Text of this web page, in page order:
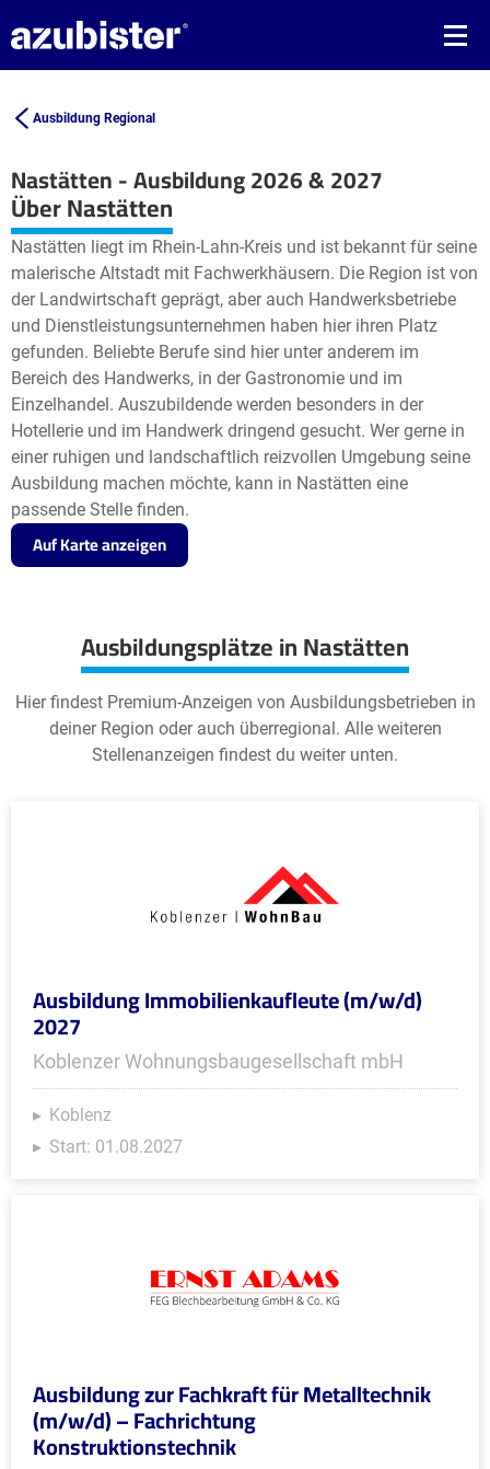
Ausbildung Regional
Nastätten - Ausbildung 2026 & 2027
+
−
Leaflet| ©OpenStreetMap2
Über Nastätten
Nastätten liegt im Rhein-Lahn-Kreis und ist bekannt für seine
malerische Altstadt mit Fachwerkhäusern. Die Region ist von
der Landwirtschaft geprägt, aber auch Handwerksbetriebe
und Dienstleistungsunternehmen haben hier ihren Platz
gefunden. Beliebte Berufe sind hier unter anderem im
Bereich des Handwerks, in der Gastronomie und im
Einzelhandel. Auszubildende werden besonders in der
Hotellerie und im Handwerk dringend gesucht. Wer gerne in
einer ruhigen und landschaftlich reizvollen Umgebung seine
Ausbildung machen möchte, kann in Nastätten eine
passende Stelle finden.
Auf Karte anzeigen
Ausbildungsplätze in Nastätten
Hier findest Premium-Anzeigen von Ausbildungsbetrieben in
deiner Region oder auch überregional. Alle weiteren
Stellenanzeigen findest du weiter unten.
Ausbildung Immobilienkaufleute (m/w/d)
2027
Koblenzer Wohnungsbaugesellschaft mbH
Koblenz
Start: 01.08.2027
Ausbildung zur Fachkraft für Metalltechnik
(m/w/d) – Fachrichtung
Konstruktionstechnik